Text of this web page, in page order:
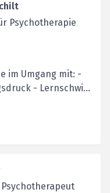
Psychotherapie
im Umgang mit: -
- Lernschwi...